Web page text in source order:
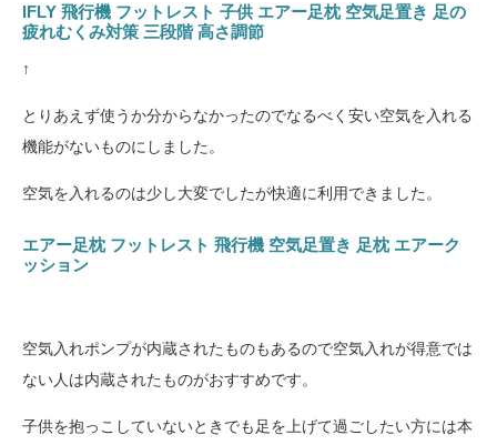
IFLY 飛行機 フットレスト 子供 エアー足枕 空気足置き 足の
疲れむくみ対策 三段階 高さ調節
↑
とりあえず使うか分からなかったのでなるべく安い空気を入れる
機能がないものにしました。
空気を入れるのは少し大変でしたが快適に利用できました。
エアー足枕 フットレスト 飛行機 空気足置き 足枕 エアーク
ッション
空気入れポンプが内蔵されたものもあるので空気入れが得意では
ない人は内蔵されたものがおすすめです。
子供を抱っこしていないときでも足を上げて過ごしたい方には本